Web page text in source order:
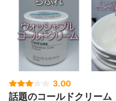
3.00
話題のコールドクリーム